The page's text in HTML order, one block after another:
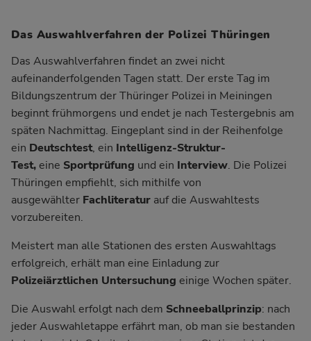
Das Auswahlverfahren der Polizei Thüringen
Das Auswahlverfahren findet an zwei nicht
aufeinanderfolgenden Tagen statt. Der erste Tag im
Bildungszentrum der Thüringer Polizei in Meiningen
beginnt frühmorgens und endet je nach Testergebnis am
späten Nachmittag. Eingeplant sind in der Reihenfolge
ein Deutschtest, ein Intelligenz-Struktur-
Test,eine Sportprüfung und ein Interview. Die Polizei
Thüringen empfiehlt, sich mithilfe von
ausgewählter Fachliteratur auf die Auswahltests
vorzubereiten.
Meistert man alle Stationen des ersten Auswahltags
erfolgreich, erhält man eine Einladung zur
Polizeiärztlichen Untersuchung einige Wochen später.
Die Auswahl erfolgt nach dem Schneeballprinzip: nach
jeder Auswahletappe erfährt man, ob man sie bestanden